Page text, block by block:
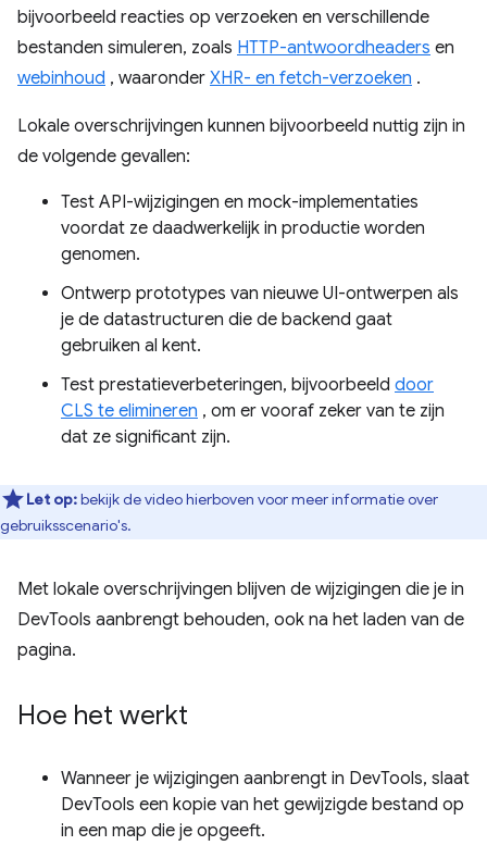
bijvoorbeeld reacties op verzoeken en verschillende
bestanden simuleren, zoals HTTP-antwoordheaders en
webinhoud , waaronder XHR- en fetch-verzoeken .
Lokale overschrijvingen kunnen bijvoorbeeld nuttig zijn in
de volgende gevallen:
Test API-wijzigingen en mock-implementaties
voordat ze daadwerkelijk in productie worden
genomen.
Ontwerp prototypes van nieuwe UI-ontwerpen als
je de datastructuren die de backend gaat
gebruiken al kent.
Test prestatieverbeteringen, bijvoorbeeld door
CLS te elimineren , om er vooraf zeker van te zijn
dat ze significant zijn.
Let op:bekijk de video hierboven voor meer informatie over
gebruiksscenario's.
Met lokale overschrijvingen blijven de wijzigingen die je in
DevTools aanbrengt behouden, ook na het laden van de
pagina.
Hoe het werkt
Wanneer je wijzigingen aanbrengt in DevTools, slaat
DevTools een kopie van het gewijzigde bestand op
in een map die je opgeeft.